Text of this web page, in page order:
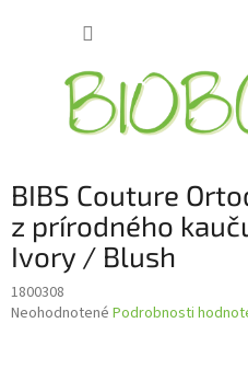
BIBS Couture
z prírodného
Ivory / Blush
1800308
Priemerné
Neohodnotené Podrobnosti